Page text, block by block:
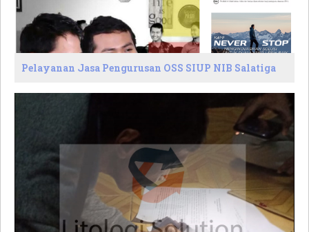
Pelayanan Jasa Pengurusan OSS SIUP NIB Salatiga